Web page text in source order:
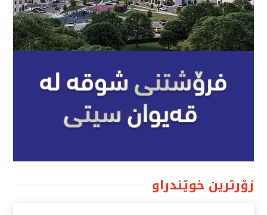
زۆرترین خوێندراو